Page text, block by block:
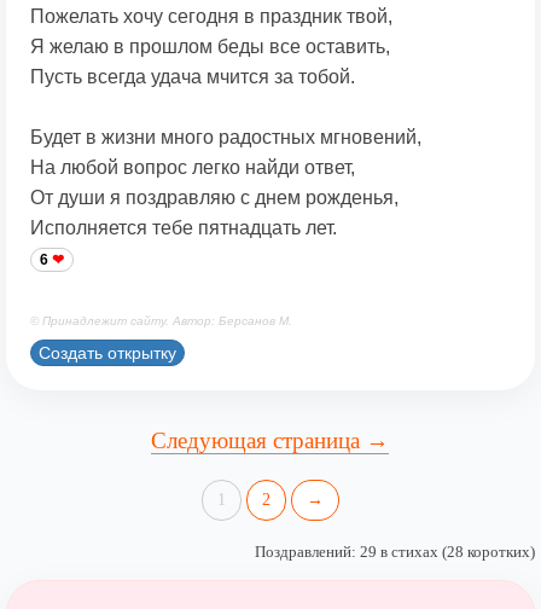
Пожелать хочу сегодня в праздник твой,
Я желаю в прошлом беды все оставить,
Пусть всегда удача мчится за тобой.
Будет в жизни много радостных мгновений,
На любой вопрос легко найди ответ,
От души я поздравляю с днем рожденья,
Исполняется тебе пятнадцать лет.
6
© Принадлежит сайту. Автор: Берсанов М.
Создать открытку
Следующая страница →
1 2 →
Поздравлений: 29 в стихах (28 коротких)